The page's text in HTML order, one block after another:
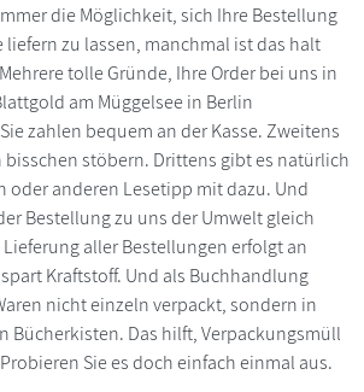
die Möglichkeit, sich Ihre Bestellung
liefern zu lassen, manchmal ist das halt
tolle Gründe, Ihre Order bei uns in
am Müggelsee in Berlin
zahlen bequem an der Kasse. Zweitens
bisschen stöbern. Drittens gibt es natürlich
oder anderen Lesetipp mit dazu. Und
Bestellung zu uns der Umwelt gleich
aller Bestellungen erfolgt an
Kraftstoff. Und als Buchhandlung
nicht einzeln verpackt, sondern in
Bücherkisten. Das hilft, Verpackungsmüll
Sie es doch einfach einmal aus.